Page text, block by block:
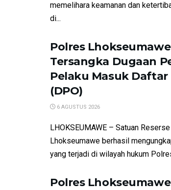
memelihara keamanan dan
di...
Polres
Tersangka Dugaan
Pelaku Masuk
(DPO)
6 AGUSTUS 2026
LHOKSEUMAWE – Satuan
Lhokseumawe berhasil
yang terjadi di wilayah hukum
Polres